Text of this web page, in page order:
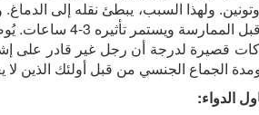
دقيقة قبل
قصيرة لدرجة أن رجل غير قادر على
الجماع الجنسي من قبل أولئك الذين
الدواء: